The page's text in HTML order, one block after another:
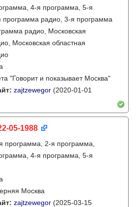
4-я программа, 5-я
программа радио, 3-я программа
радио, Московская
Московская областная
"Говорит и показывает Москва"
zajtzewegor (2020-01-01
05-1988
программа, 2-я программа,
4-я программа, 5-я
Москва
zajtzewegor (2025-03-15